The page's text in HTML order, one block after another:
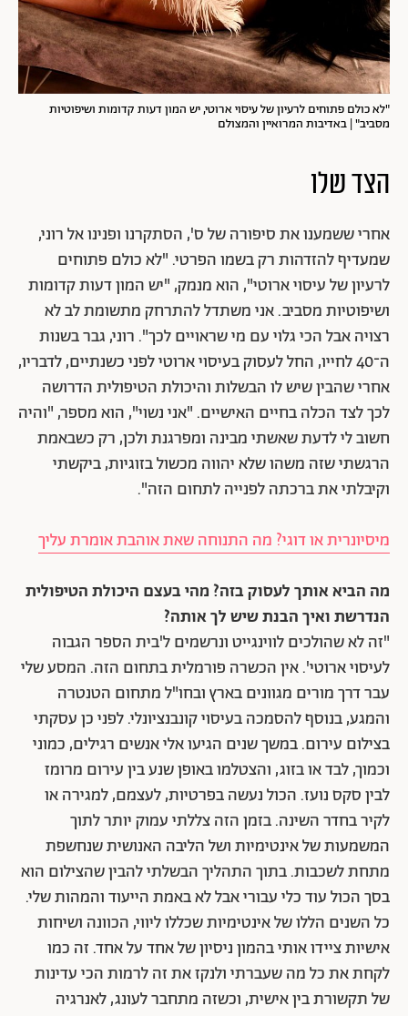
"לא כולם פתוחים לרעיון של עיסוי ארוטי, יש המון דעות קדומות ושיפוטיות
מסביב" | באדיבות המרואיין והמצולם
הצד שלו
אחרי ששמענו את סיפורה של ס', הסתקרנו ופנינו אל רוני,
שמעדיף להזדהות רק בשמו הפרטי. "לא כולם פתוחים
לרעיון של עיסוי ארוטי", הוא מנמק, "יש המון דעות קדומות
ושיפוטיות מסביב. אני משתדל להתרחק מתשומת לב לא
רצויה אבל הכי גלוי עם מי שראויים לכך". רוני, גבר בשנות
ה־40 לחייו, החל לעסוק בעיסוי ארוטי לפני כשנתיים, לדבריו,
אחרי שהבין שיש לו הבשלות והיכולת הטיפולית הדרושה
לכך לצד הכלה בחיים האישיים. "אני נשוי", הוא מספר, "והיה
חשוב לי לדעת שאשתי מבינה ומפרגנת ולכן, רק כשבאמת
הרגשתי שזה משהו שלא יהווה מכשול בזוגיות, ביקשתי
וקיבלתי את ברכתה לפנייה לתחום הזה".
מיסיונרית או דוגי? מה התנוחה שאת אוהבת אומרת עליך
מה הביא אותך לעסוק בזה? מהי בעצם היכולת הטיפולית
הנדרשת ואיך הבנת שיש לך אותה?
"זה לא שהולכים לווינגייט ונרשמים ל'בית הספר הגבוה
לעיסוי ארוטי'. אין הכשרה פורמלית בתחום הזה. המסע שלי
עבר דרך מורים מגוונים בארץ ובחו"ל מתחום הטנטרה
והמגע, בנוסף להסמכה בעיסוי קונבנציונלי. לפני כן עסקתי
בצילום עירום. במשך שנים הגיעו אלי אנשים רגילים, כמוני
וכמוך, לבד או בזוג, והצטלמו באופן שנע בין עירום מרומז
לבין סקס נועז. הכול נעשה בפרטיות, לעצמם, למגירה או
לקיר בחדר השינה. בזמן הזה צללתי עמוק יותר לתוך
המשמעות של אינטימיות ושל הליבה האנושית שנחשפת
מתחת לשכבות. בתוך התהליך הבשלתי להבין שהצילום הוא
בסך הכול עוד כלי עבורי אבל לא באמת הייעוד והמהות שלי.
כל השנים הללו של אינטימיות שכללו ליווי, הכוונה ושיחות
אישיות ציידו אותי בהמון ניסיון של אחד על אחד. זה כמו
לקחת את כל מה שעברתי ולנקז את זה לרמות הכי עדינות
של תקשורת בין אישית, וכשזה מתחבר לעונג, לאנרגיה